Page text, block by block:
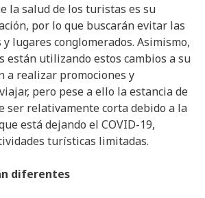
la salud de los turistas es su
por lo que buscarán evitar las
lugares conglomerados. Asimismo,
están utilizando estos cambios a su
a realizar promociones y
pero pese a ello la estancia de
ser relativamente corta debido a la
está dejando el COVID-19,
turísticas limitadas.
diferentes